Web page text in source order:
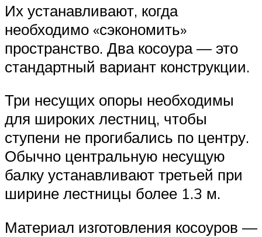
Их устанавливают, когда
необходимо «сэкономить»
пространство. Два косоура — это
стандартный вариант конструкции.
Три несущих опоры необходимы
для широких лестниц, чтобы
ступени не прогибались по центру.
Обычно центральную несущую
балку устанавливают третьей при
ширине лестницы более 1.3 м.
Материал изготовления косоуров —